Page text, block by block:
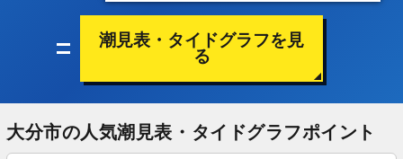
潮見表・タイドグラフを見
る
大分市の人気潮見表・タイドグラフポイント